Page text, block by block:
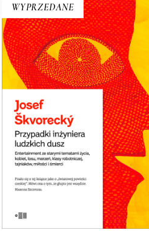
WYPRZEDANE
E-BOOK DO
PRZYPADKI INŻYNIERA
LUDZKICH DUSZ
Powieść rzeka. Płyną nią setki
dramatycznych i śmiesznych
ludzkich losów. Wojna i
komunizm. Miłość do dziewcząt i
saksofonu. Ucieczka z kraju i
tęsknota za domem. Jedna z
najlepszych czeskich powieści.